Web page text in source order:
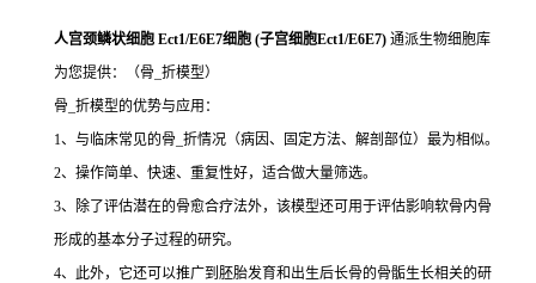
人宫颈鳞状细胞 Ect1/E6E7细胞 (子宫细胞Ect1/E6E7) 通派生物细胞库
为您提供：（骨_折模型）
骨_折模型的优势与应用：
1、与临床常见的骨_折情况（病因、固定方法、解剖部位）最为相似。
2、操作简单、快速、重复性好，适合做大量筛选。
3、除了评估潜在的骨愈合疗法外，该模型还可用于评估影响软骨内骨
形成的基本分子过程的研究。
4、此外，它还可以推广到胚胎发育和出生后长骨的骨骺生长相关的研